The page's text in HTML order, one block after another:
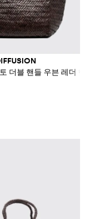
더블 핸들 우븐 레더 핸